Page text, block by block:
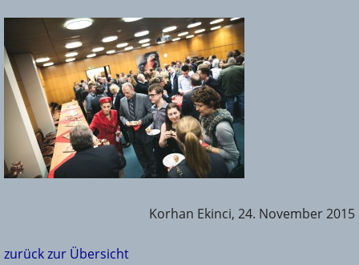
Korhan Ekinci, 24. November 2015
zurück zur Übersicht